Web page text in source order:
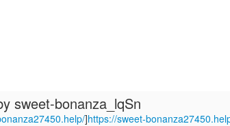
sweet-bonanza_lqSn
]https://sweet-